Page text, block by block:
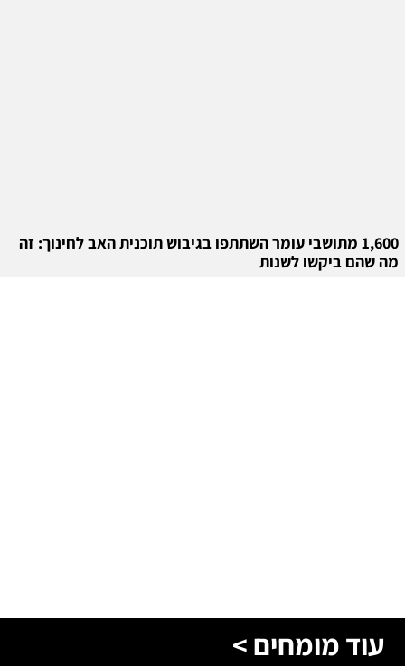
1,600 מתושבי עומר השתתפו בגיבוש תוכנית האב לחינוך: זה
מה שהם ביקשו לשנות
עוד מומחים >